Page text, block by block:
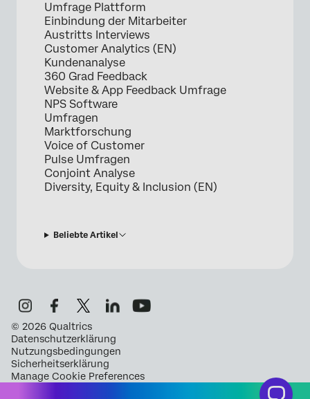
Umfrage Plattform
Einbindung der Mitarbeiter
Austritts Interviews
Customer Analytics (EN)
Kundenanalyse
360 Grad Feedback
Website & App Feedback Umfrage
NPS Software
Umfragen
Marktforschung
Voice of Customer
Pulse Umfragen
Conjoint Analyse
Diversity, Equity & Inclusion (EN)
Beliebte Artikel
© 2026 Qualtrics
Datenschutzerklärung
Nutzungsbedingungen
Sicherheitserklärung
Manage Cookie Preferences